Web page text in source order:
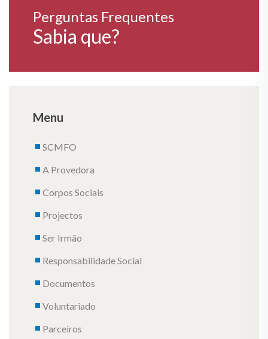
Perguntas Frequentes
Sabia que?
Menu
SCMFO
A Provedora
Corpos Sociais
Projectos
Ser Irmão
Responsabilidade Social
Documentos
Voluntariado
Parceiros